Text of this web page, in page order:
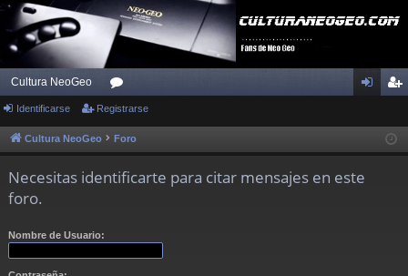
Cultura NeoGeo
or
os ist
Identificarse Registrarse
Cultura NeoGeo Foro
Necesitas identificarte para citar mensajes en este
foro.
Nombre de Usuario: